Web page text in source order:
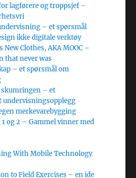
lagførere og troppsjef –
– et spørsmål
ikke digitale verktøy
New Clothes, AKA MOOC –
that never was
– et spørsmål om
– et
undervisningsopplegg
merkevarebygging
og 2 – Gammel vinner med
With Mobile Technology
to Field Exercises – en ide